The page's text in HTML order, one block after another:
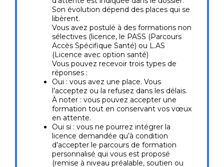
Son évolution dépend des places qui se
libèrent.
Vous avez postulé à des formations non
sélectives (licence, le PASS (Parcours
Accès Spécifique Santé) ou L.AS
(Licence avec option santé)
Vous pouvez recevoir trois types de
réponses :
Oui : vous avez une place. Vous
l’acceptez ou la refusez dans les délais.
À noter : vous pouvez accepter une
formation tout en conservant vos vœux
en attente.
Oui si : vous ne pourrez intégrer la
licence demandée qu’à condition
d’accepter le parcours de formation
personnalisé qui vous est proposé
(remise à niveau préalable, soutien ou